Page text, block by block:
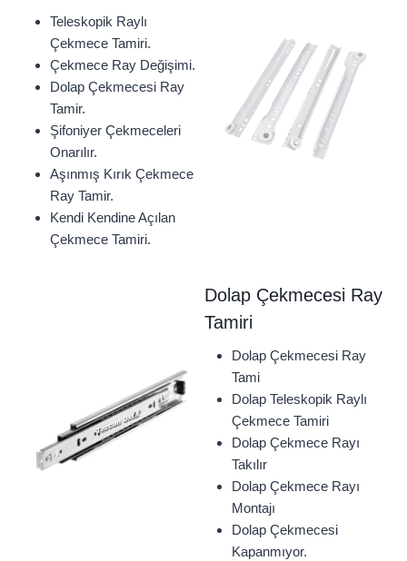
Teleskopik Raylı
Çekmece Tamiri.
Çekmece Ray Değişimi.
Dolap Çekmecesi Ray
Tamir.
Şifoniyer Çekmeceleri
Onarılır.
Aşınmış Kırık Çekmece
Ray Tamir.
Kendi Kendine Açılan
Çekmece Tamiri.
Dolap Çekmecesi Ray
Tamiri
Dolap Çekmecesi Ray
Tami
Dolap Teleskopik Raylı
Çekmece Tamiri
Dolap Çekmece Rayı
Takılır
Dolap Çekmece Rayı
Montajı
Dolap Çekmecesi
Kapanmıyor.